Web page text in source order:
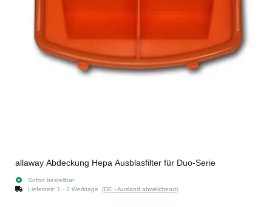
allaway Abdeckung Hepa Ausblasfilter für Duo-Serie
Sofort bestellbar
Lieferzeit: 1 - 3 Werktage (DE - Ausland abweichend)